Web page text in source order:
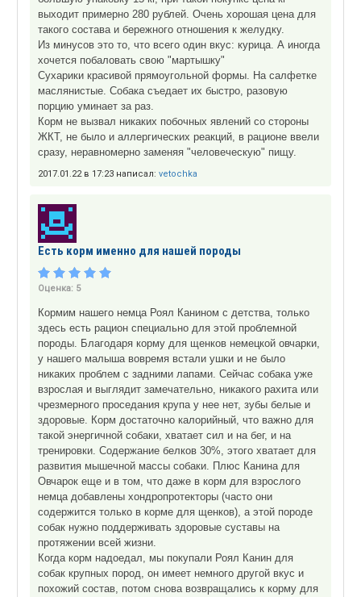
выходит примерно 280 рублей. Очень хорошая цена для
такого состава и бережного отношения к желудку.
Из минусов это то, что всего один вкус: курица. А иногда
хочется побаловать свою "мартышку"
Сухарики красивой прямоугольной формы. На салфетке
маслянистые. Собака съедает их быстро, разовую
порцию уминает за раз.
Корм не вызвал никаких побочных явлений со стороны
ЖКТ, не было и аллергических реакций, в рационе ввели
сразу, неравномерно заменяя "человеческую" пищу.
2017.01.22 в 17:23 написал: vetochka
Есть корм именно для нашей породы
Оценка: 5
Кормим нашего немца Роял Канином с детства, только
здесь есть рацион специально для этой проблемной
породы. Благодаря корму для щенков немецкой овчарки,
у нашего малыша вовремя встали ушки и не было
никаких проблем с задними лапами. Сейчас собака уже
взрослая и выглядит замечательно, никакого рахита или
чрезмерного проседания крупа у нее нет, зубы белые и
здоровые. Корм достаточно калорийный, что важно для
такой энергичной собаки, хватает сил и на бег, и на
тренировки. Содержание белков 30%, этого хватает для
развития мышечной массы собаки. Плюс Канина для
Овчарок еще и в том, что даже в корм для взрослого
немца добавлены хондропротекторы (часто они
содержится только в корме для щенков), а этой породе
собак нужно поддерживать здоровые суставы на
протяжении всей жизни.
Когда корм надоедал, мы покупали Роял Канин для
собак крупных пород, он имеет немного другой вкус и
похожий состав, потом снова возвращались к корму для